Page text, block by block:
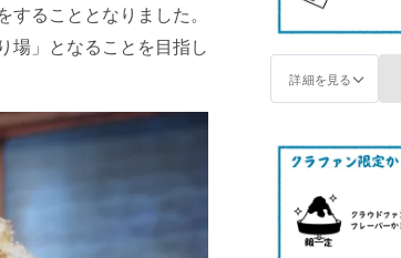
ることとなりました。
場」となることを目指し
詳細を見る